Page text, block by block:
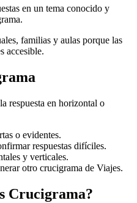
en un tema conocido y
familias y aulas porque las
accesible.
respuesta en horizontal o
o evidentes.
respuestas difíciles.
y verticales.
otro crucigrama de Viajes.
Crucigrama?